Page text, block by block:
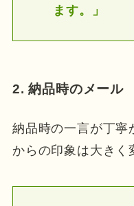
ます。」
2. 納品時のメール
納品時の一言が丁寧
からの印象は大きく